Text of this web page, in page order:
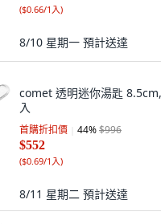
($0.66/1入)
8/10 星期一 預計送達
comet 透明迷你湯匙
入
首購折扣價 44%$996
$552
($0.69/1入)
8/11 星期二 預計送達